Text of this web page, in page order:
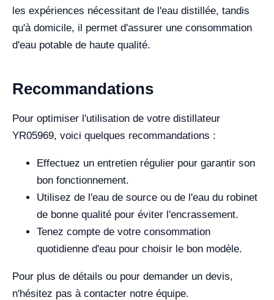
les expériences nécessitant de l'eau distillée, tandis
qu'à domicile, il permet d'assurer une consommation
d'eau potable de haute qualité.
Recommandations
Pour optimiser l'utilisation de votre distillateur
YR05969, voici quelques recommandations :
Effectuez un entretien régulier pour garantir son
bon fonctionnement.
Utilisez de l'eau de source ou de l'eau du robinet
de bonne qualité pour éviter l'encrassement.
Tenez compte de votre consommation
quotidienne d'eau pour choisir le bon modèle.
Pour plus de détails ou pour demander un devis,
n'hésitez pas à contacter notre équipe.